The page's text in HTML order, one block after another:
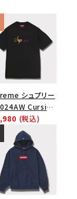
シュプリー
Cursive
カーシブシ
トスリーブトップ
ツ ブラック 黒
(税込)